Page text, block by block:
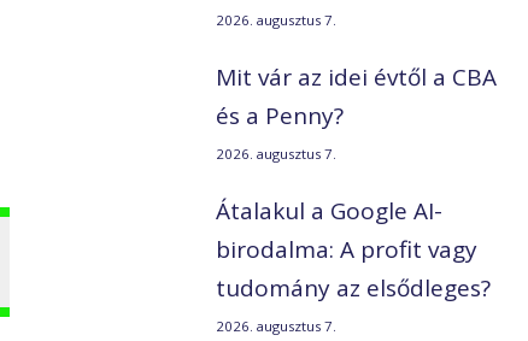
2026. augusztus 7.
Mit vár az idei évtől a CBA
és a Penny?
2026. augusztus 7.
Átalakul a Google AI-
birodalma: A profit vagy
tudomány az elsődleges?
2026. augusztus 7.